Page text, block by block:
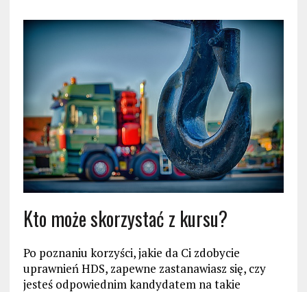
Kto może skorzystać z kursu?
Po poznaniu korzyści, jakie da Ci zdobycie
uprawnień HDS, zapewne zastanawiasz się, czy
jesteś odpowiednim kandydatem na takie